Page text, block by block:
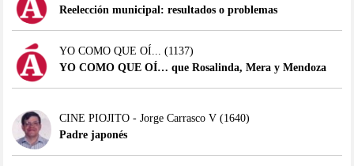
Reelección municipal: resultados o problemas
YO COMO QUE OÍ...
(1137)
YO COMO QUE OÍ… que Rosalinda, Mera y Mendoza
CINE PIOJITO - Jorge Carrasco V(1640)
Padre japonés